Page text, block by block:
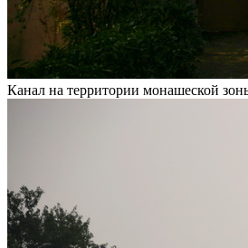
Канал на территории монашеской